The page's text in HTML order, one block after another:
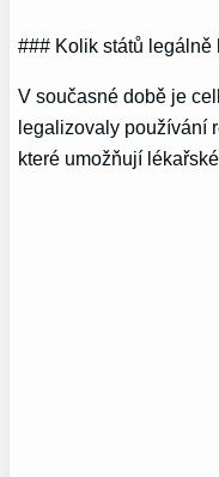
### Kolik států
V současné době je
legalizovaly používání
které umožňují